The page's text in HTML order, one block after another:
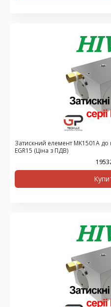
Затискний елемент MK1501A до
EGR15 (Ціна з ПДВ)